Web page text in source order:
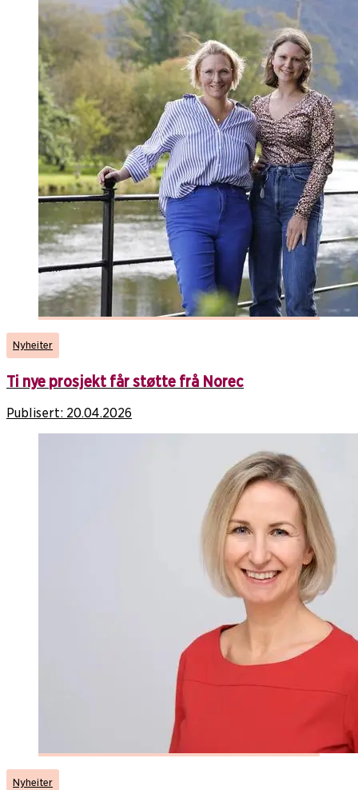
Nyheiter
Ti nye prosjekt får støtte frå Norec
Publisert: 20.04.2026
Nyheiter